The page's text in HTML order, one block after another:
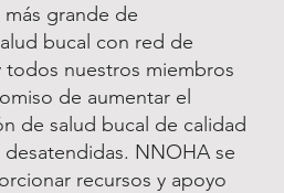
grande de
bucal con red de
nuestros miembros
de aumentar el
de salud bucal de calidad
NNOHA se
recursos y apoyo